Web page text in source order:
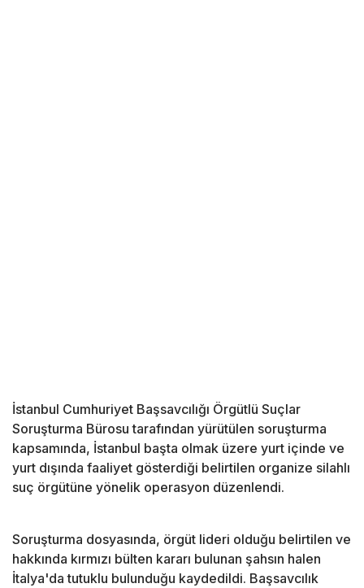
İstanbul Cumhuriyet Başsavcılığı Örgütlü Suçlar
Soruşturma Bürosu tarafından yürütülen soruşturma
kapsamında, İstanbul başta olmak üzere yurt içinde ve
yurt dışında faaliyet gösterdiği belirtilen organize silahlı
suç örgütüne yönelik operasyon düzenlendi.
Soruşturma dosyasında, örgüt lideri olduğu belirtilen ve
hakkında kırmızı bülten kararı bulunan şahsın halen
İtalya'da tutuklu bulunduğu kaydedildi. Başsavcılık